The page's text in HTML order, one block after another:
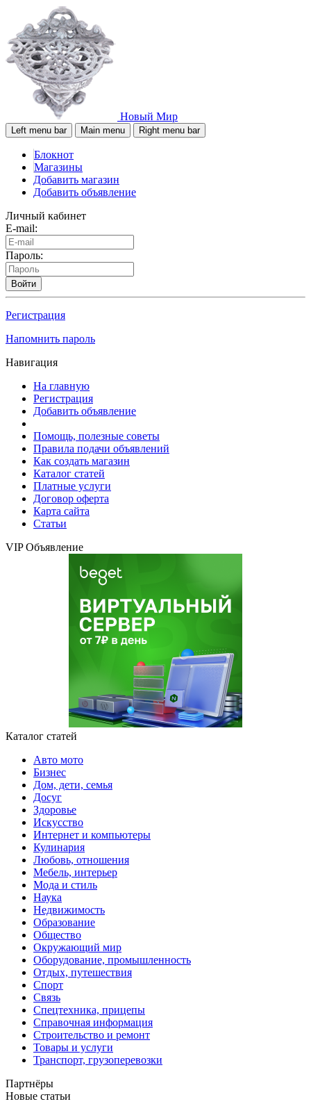
Новый Мир
Left menu bar Main menu Right menu bar
Блокнот
Магазины
Добавить магазин
Добавить объявление
Личный кабинет
E-mail:
Пароль:
Войти
Регистрация
Напомнить пароль
Навигация
На главную
Регистрация
Добавить объявление
Помощь, полезные советы
Правила подачи объявлений
Как создать магазин
Каталог статей
Платные услуги
Договор оферта
Карта сайта
Статьи
VIP Объявление
Каталог статей
Авто мото
Бизнес
Дом, дети, семья
Досуг
Здоровье
Искусство
Интернет и компьютеры
Кулинария
Любовь, отношения
Мебель, интерьер
Мода и стиль
Наука
Недвижимость
Образование
Общество
Окружающий мир
Оборудование, промышленность
Отдых, путешествия
Спорт
Связь
Спецтехника, прицепы
Справочная информация
Строительство и ремонт
Товары и услуги
Транспорт, грузоперевозки
Партнёры
Новые статьи